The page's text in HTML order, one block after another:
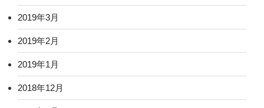
2019年3月
2019年2月
2019年1月
2018年12月